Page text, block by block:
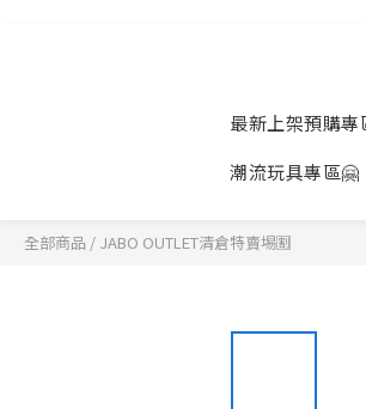
最新上架預購專
潮流玩具專區🤗
全部商品 / JABO OUTLET清倉特賣埸🈹